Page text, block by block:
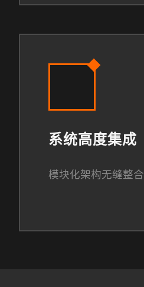
系统高度集成
模块化架构无缝整合